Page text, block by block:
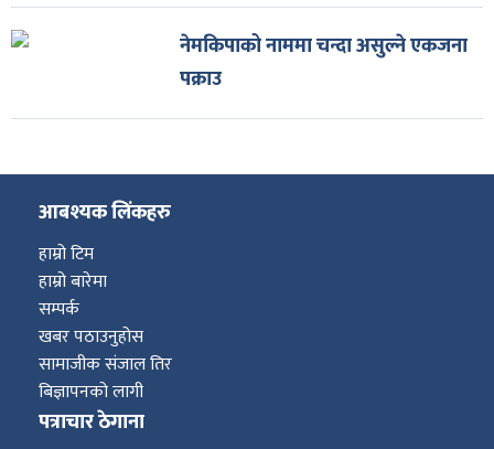
नेमकिपाको नाममा चन्दा असुल्ने एकजना
पक्राउ
आबश्यक लिंकहरु
हाम्रो टिम
हाम्रो बारेमा
सम्पर्क
खबर पठाउनुहोस
सामाजीक संजाल तिर
बिज्ञापनको लागी
पत्राचार ठेगाना